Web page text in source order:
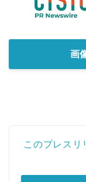
画
このプレスリ